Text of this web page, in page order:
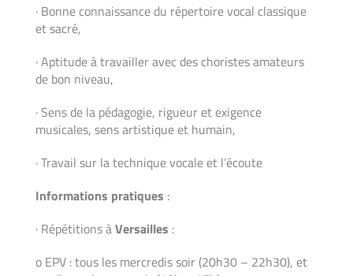
· Bonne connaissance du répertoire vocal classique
et sacré,
· Aptitude à travailler avec des choristes amateurs
de bon niveau,
· Sens de la pédagogie, rigueur et exigence
musicales, sens artistique et humain,
· Travail sur la technique vocale et l’écoute
Informations pratiques :
· Répétitions àVersailles :
o EPV : tous les mercredis soir (20h30 – 22h30), et